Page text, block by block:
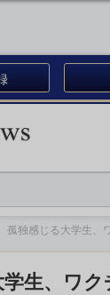
孤独感じる大学生、
生、ワ